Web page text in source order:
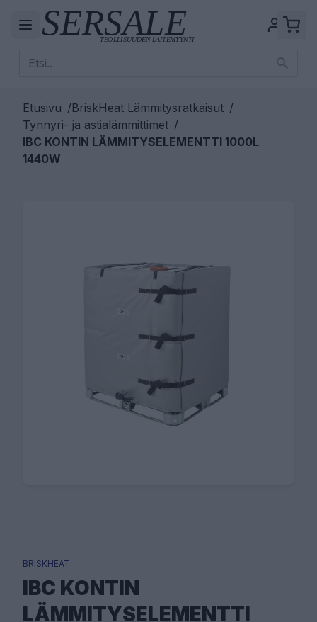
Etusivu /BriskHeat Lämmitysratkaisut /
Tynnyri- ja astialämmittimet /
IBC KONTIN LÄMMITYSELEMENTTI 1000L
1440W
BRISKHEAT
IBC KONTIN
LÄMMITYSELEMENTTI